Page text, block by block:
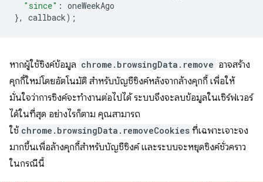
"since" : oneWeekAgo
},
callback);
หากผู้ใช้ซิงค์ข้อมูล chrome.browsingData.remove อาจสร้าง
คุกกี้ใหม่โดยอัตโนมัติ สำหรับบัญชีซิงค์หลังจากล้างคุกกี้ เพื่อให้
มั่นใจว่าการซิงค์จะทำงานต่อไปได้ ระบบจึงจะลบข้อมูลในเซิร์ฟเวอร์
ได้ในที่สุด อย่างไรก็ตาม คุณสามารถ
ใช้ chrome.browsingData.removeCookies ที่เฉพาะเจาะจง
มากขึ้นเพื่อล้างคุกกี้สำหรับบัญชีซิงค์ และระบบจะหยุดซิงค์ชั่วคราว
ในกรณีนี้